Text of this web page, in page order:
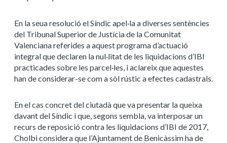
En la seua resolució el Síndic apel·la a diverses sentències
del Tribunal Superior de Justícia de la Comunitat
Valenciana referides a aquest programa d’actuació
integral que declaren la nul·litat de les liquidacions d’IBI
practicades sobre les parcel·les, i aclareix que aquestes
han de considerar-se com a sòl rústic a efectes cadastrals.
En el cas concret del ciutadà que va presentar la queixa
davant del Síndic i que, segons sembla, va interposar un
recurs de reposició contra les liquidacions d’IBI de 2017,
Cholbi considera que l’Ajuntament de Benicàssim ha de